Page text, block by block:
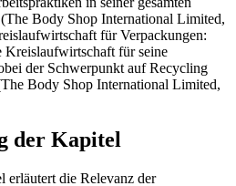
Body Shop International Limited,
für Verpackungen:
Kreislaufwirtschaft für seine
der Schwerpunkt auf Recycling
Body Shop International Limited,
der Kapitel
erläutert die Relevanz der